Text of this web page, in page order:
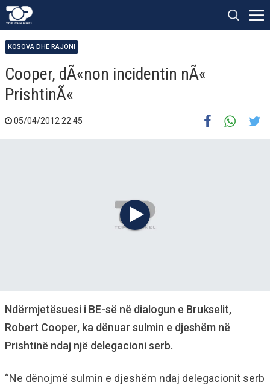
KOSOVA DHE RAJONI
Cooper, dÃ«non incidentin nÃ«
PrishtinÃ«
05/04/2012 22:45
Ndërmjetësuesi i BE-së në dialogun e Brukselit,
Robert Cooper, ka dënuar sulmin e djeshëm në
Prishtinë ndaj një delegacioni serb.
“Ne dënojmë sulmin e djeshëm ndaj delegacionit serb